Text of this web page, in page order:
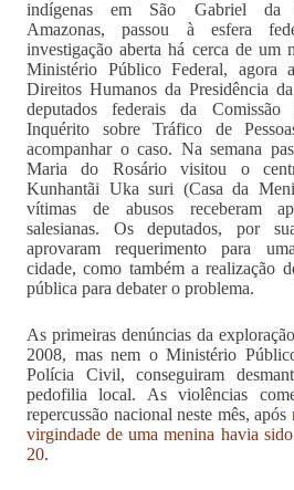
indígenas em São Gabriel da
Amazonas, passou à esfera
investigação aberta há cerca de um
Ministério Público Federal, agora
Direitos Humanos da Presidência
deputados federais da Comissão
Inquérito sobre Tráfico de
acompanhar o caso. Na semana
Maria do Rosário visitou o
Kunhantãi Uka suri (Casa da
vítimas de abusos receberam
salesianas. Os deputados, por
aprovaram requerimento para
cidade, como também a realização
pública para debater o problema.
As primeiras denúncias da
2008, mas nem o Ministério
Polícia Civil, conseguiram
pedofilia local. As violências
repercussão nacional neste mês, após
virgindade de uma menina havia
20.